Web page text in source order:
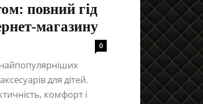
повний гід
магазину
0
для дітей.
комфорт і